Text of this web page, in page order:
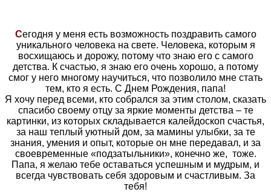
Сегодня у меня есть возможность поздравить самого
уникального человека на свете. Человека, которым я
восхищаюсь и дорожу, потому что знаю его с самого
детства. К счастью, я знаю его очень хорошо, а потому
смог у него многому научиться, что позволило мне стать
тем, кто я есть. С Днем Рождения, папа!
Я хочу перед всеми, кто собрался за этим столом, сказать
спасибо своему отцу за яркие моменты детства – те
картинки, из которых складывается калейдоскоп счастья,
за наш теплый уютный дом, за мамины улыбки, за те
знания, умения и опыт, которые он мне передавал, и за
своевременные «подзатыльники», конечно же, тоже.
Папа, я желаю тебе оставаться успешным и мудрым, и
всегда чувствовать себя здоровым и счастливым. За
тебя!